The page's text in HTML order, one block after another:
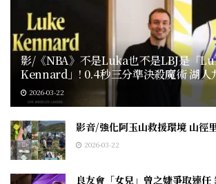
影/《NBA》不是Luka也不是LBJ是「
Kennard」! 0.4秒三分準決殺魔術 湖人
2026-03-22
影音/強化阿玉山救援環境 山徑
2026-03-22
良友會「女兒」曾之婕爭取連